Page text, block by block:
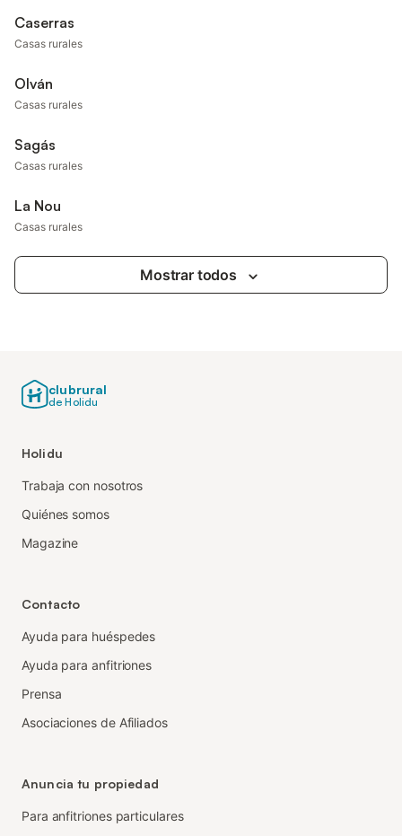
Caserras
Casas rurales
Olván
Casas rurales
Sagás
Casas rurales
La Nou
Casas rurales
Mostrar todos
clubrural
de Holidu
Holidu
Trabaja con nosotros
Quiénes somos
Magazine
Contacto
Ayuda para huéspedes
Ayuda para anfitriones
Prensa
Asociaciones de Afiliados
Anuncia tu propiedad
Para anfitriones particulares